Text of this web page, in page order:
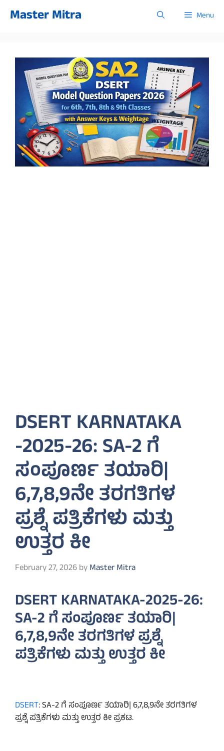
Master Mitra Menu
DSERT KARNATAKA
-2025-26: SA-2 ಗೆ
ಸಂಪೂರ್ಣ ತಯಾರಿ|
6,7,8,9ನೇ ತರಗತಿಗಳ
ಪ್ರಶ್ನೆ ಪತ್ರಿಕೆಗಳು ಮತ್ತು
ಉತ್ತರ ಕೀ
February 27, 2026byMaster Mitra
DSERT KARNATAKA-2025-26:
SA-2 ಗೆ ಸಂಪೂರ್ಣ ತಯಾರಿ|
6,7,8,9ನೇ ತರಗತಿಗಳ ಪ್ರಶ್ನೆ
ಪತ್ರಿಕೆಗಳು ಮತ್ತು ಉತ್ತರ ಕೀ
DSERT: SA-2 ಗೆ ಸಂಪೂರ್ಣ ತಯಾರಿ| 6,7,8,9ನೇ ತರಗತಿಗಳ
ಪ್ರಶ್ನೆ ಪತ್ರಿಕೆಗಳು ಮತ್ತು ಉತ್ತರ ಕೀ ಪ್ರಕಟ.